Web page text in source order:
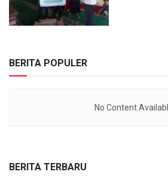
BERITA POPULER
No Content
BERITA TERBARU